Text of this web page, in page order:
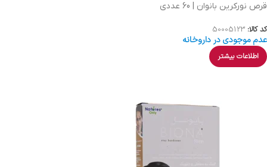
قرص نورکرین بانوان | 60 عددی
کد کالا: 50005123
عدم موجودی در داروخانه
اطلاعات بیشتر